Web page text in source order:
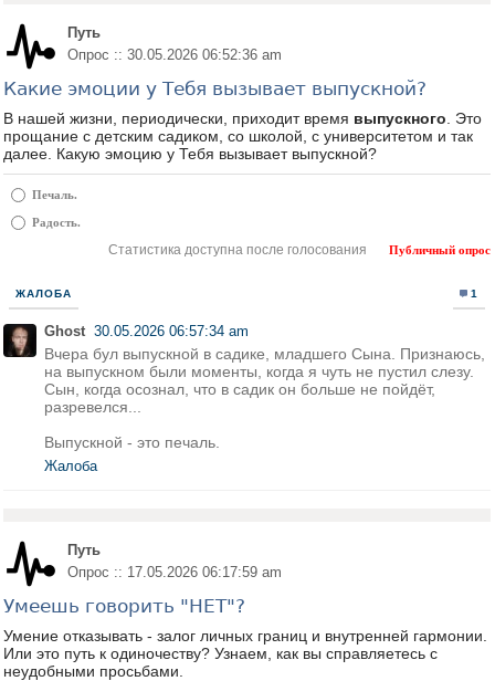
Путь
Опрос :: 30.05.2026 06:52:36 am
Какие эмоции у Тебя вызывает выпускной?
В нашей жизни, периодически, приходит время выпускного . Это
прощание с детским садиком, со школой, с университетом и так
далее. Какую эмоцию у Тебя вызывает выпускной?
Печаль.
Радость.
Статистика доступна после голосования Публичный опрос
ЖАЛОБА 1
Ghost 30.05.2026 06:57:34 am
Вчера бул выпускной в садике, младшего Сына. Признаюсь,
на выпускном были моменты, когда я чуть не пустил слезу.
Сын, когда осознал, что в садик он больше не пойдёт,
разревелся...
Выпускной - это печаль.
Жалоба
Путь
Опрос :: 17.05.2026 06:17:59 am
Умеешь говорить "НЕТ"?
Умение отказывать - залог личных границ и внутренней гармонии.
Или это путь к одиночеству? Узнаем, как вы справляетесь с
неудобными просьбами.